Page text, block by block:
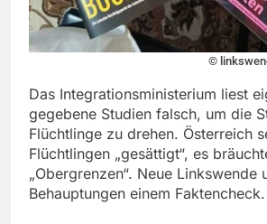
©
Das Integrationsministerium liest
gegebene Studien falsch, um die
Flüchtlinge zu drehen. Österreich
Flüchtlingen „gesättigt“, es
„Obergrenzen“. Neue Linkswende
Behauptungen einem Faktencheck.